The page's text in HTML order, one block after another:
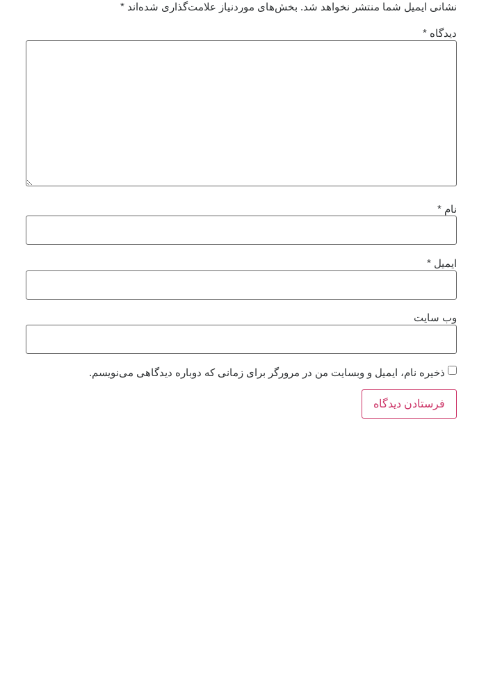
نشانی ایمیل شما منتشر نخواهد شد. بخش‌های موردنیاز علامت‌گذاری شده‌اند *
دیدگاه *
نام *
ایمیل *
وب‌ سایت
ذخیره نام، ایمیل و وبسایت من در مرورگر برای زمانی که دوباره دیدگاهی می‌نویسم.